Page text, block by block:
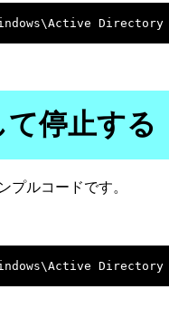
停止する
プルコードです。